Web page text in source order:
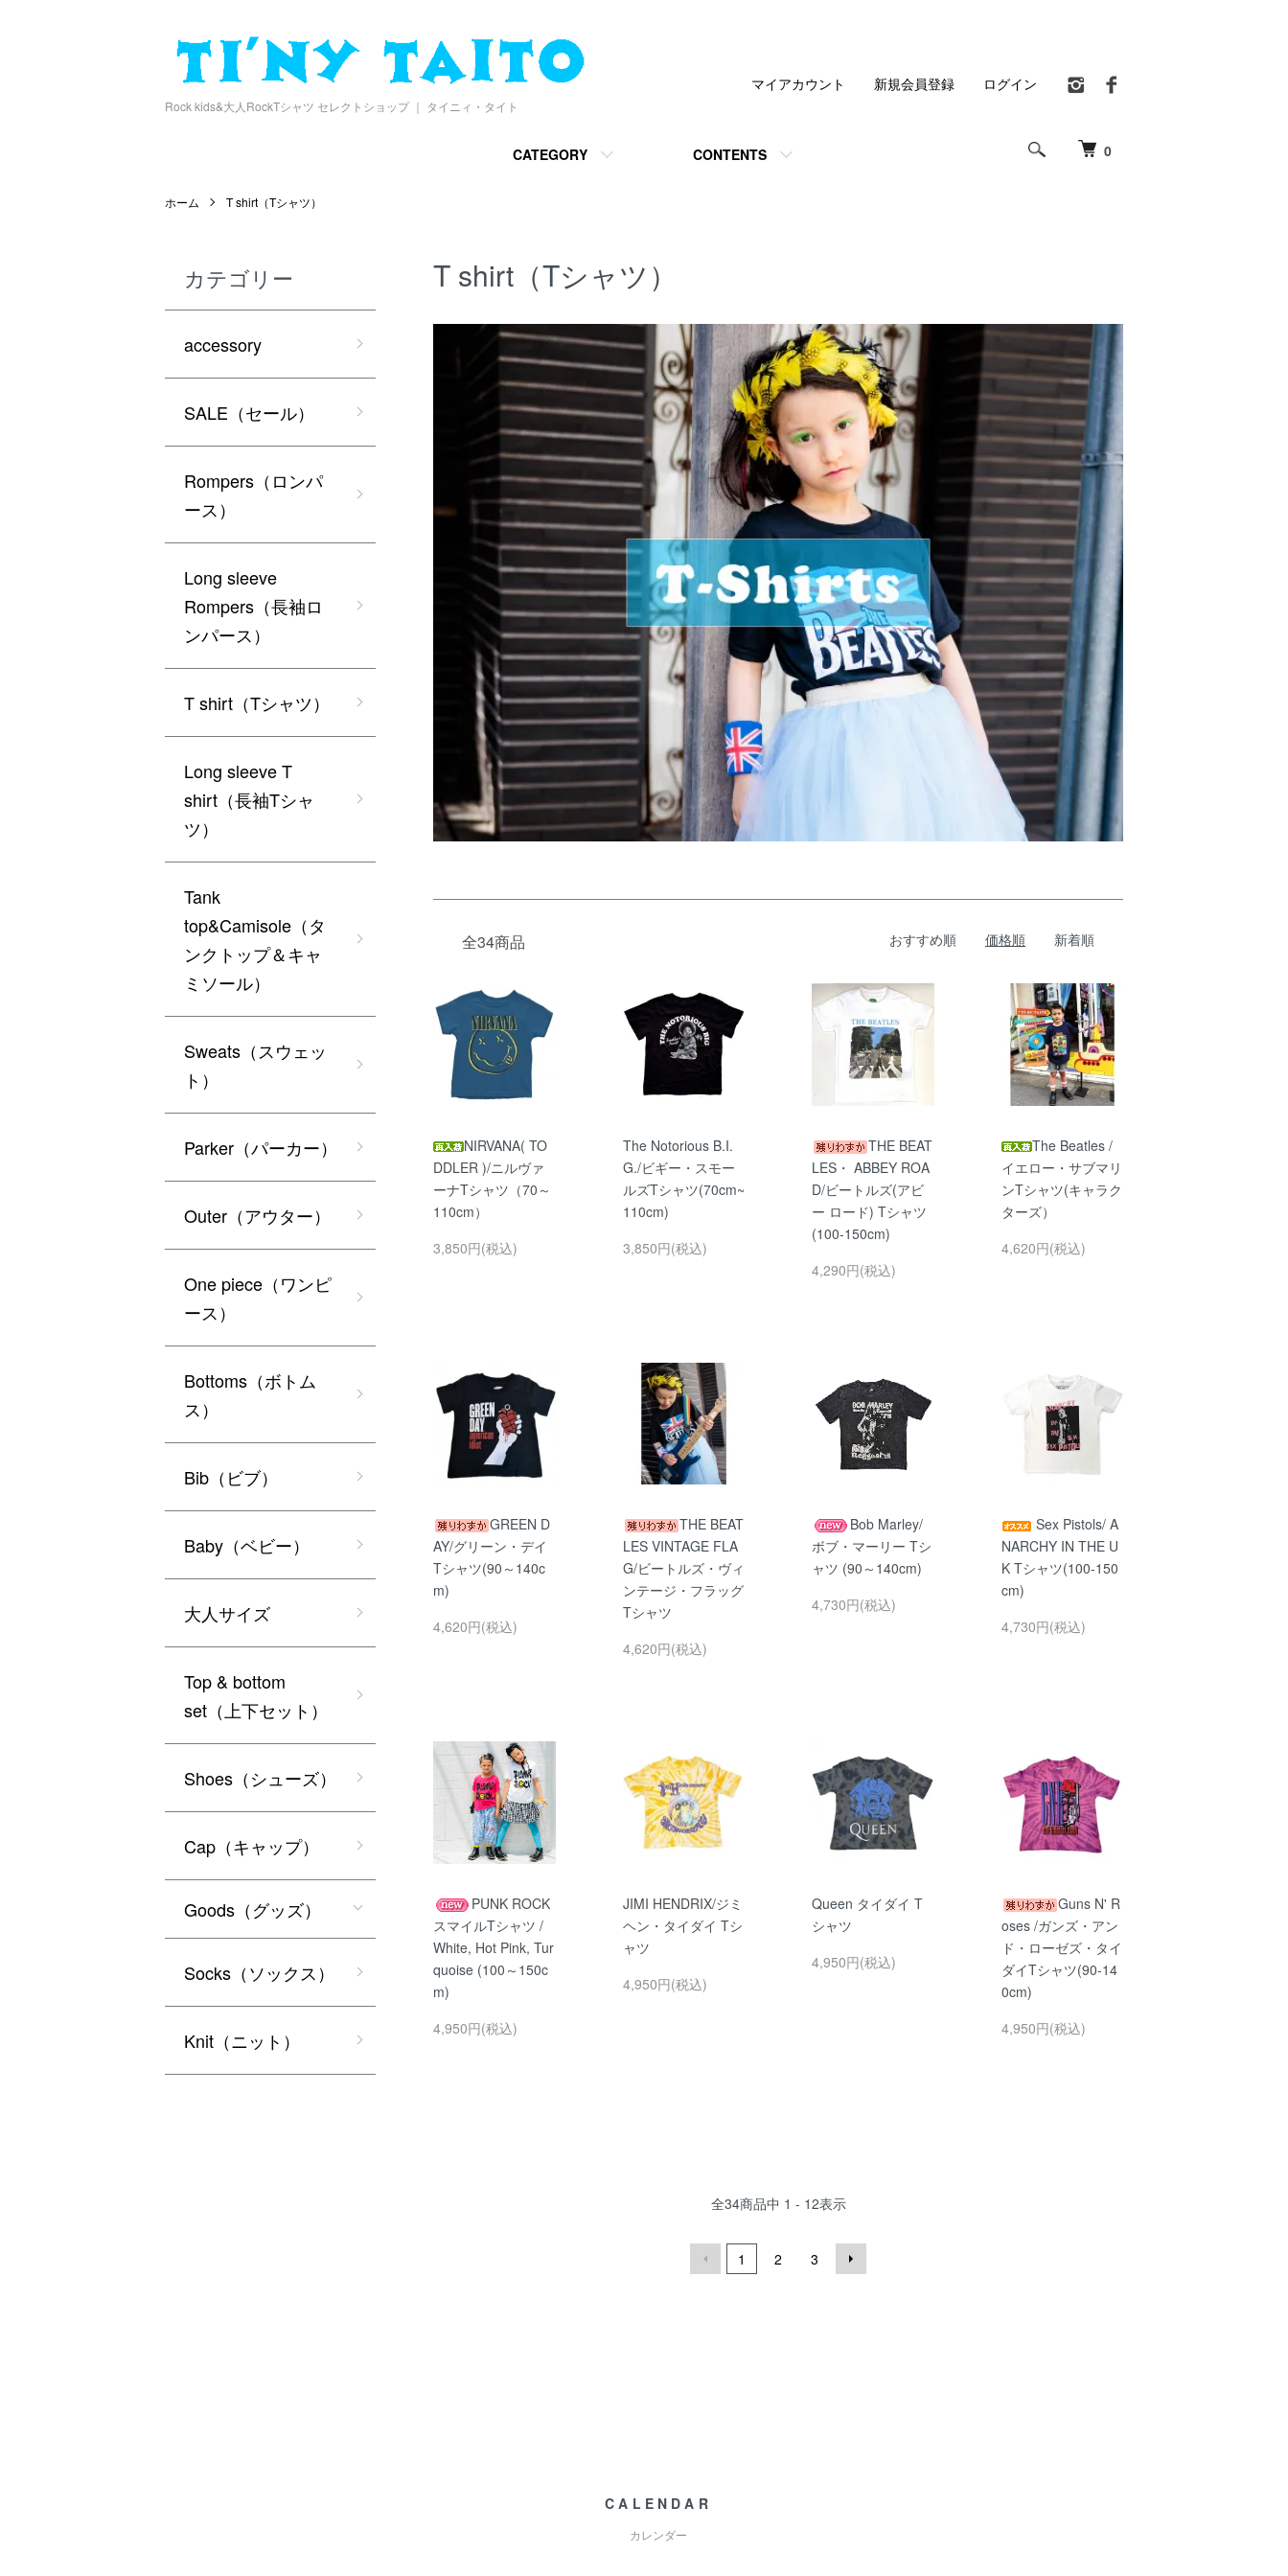
Rock kids&大人RockTシャツ セレクトショップ ｜ タイニィ・タイト
0
CATEGORY CONTENTS
マイアカウント 新規会員登録 ログイン
ホーム T shirt（Tシャツ）
T shirt（Tシャツ）
全34商品 おすすめ順 価格順 新着順
NIRVANA( TO
DDLER )/ニルヴァ
ーナTシャツ（70～
110cm）
3,850円(税込)
The Notorious B.I.
G./ビギー・スモー
ルズTシャツ(70cm~
110cm)
3,850円(税込)
THE BEAT
LES・ ABBEY ROA
D/ビートルズ(アビ
ー ロード) Tシャツ
(100-150cm)
4,290円(税込)
The Beatles /
イエロー・サブマリ
ンTシャツ(キャラク
ターズ）
4,620円(税込)
GREEN D
AY/グリーン・デイ
Tシャツ(90～140c
m)
4,620円(税込)
THE BEAT
LES VINTAGE FLA
G/ビートルズ・ヴィ
ンテージ・フラッグ
Tシャツ
4,620円(税込)
Bob Marley/
ボブ・マーリー Tシ
ャツ (90～140cm)
4,730円(税込)
Sex Pistols/ A
NARCHY IN THE U
K Tシャツ(100-150
cm)
4,730円(税込)
PUNK ROCK
スマイルTシャツ /
White, Hot Pink, Tur
quoise (100～150c
m)
4,950円(税込)
JIMI HENDRIX/ジミ
ヘン・タイダイ Tシ
ャツ
4,950円(税込)
Queen タイダイ T
シャツ
4,950円(税込)
Guns N' R
oses /ガンズ・アン
ド・ローゼズ・タイ
ダイTシャツ(90-14
0cm)
4,950円(税込)
全34商品中 1 - 12表示
1 2 3
カテゴリー
accessory
SALE（セール）
Rompers（ロンパ
ース）
Long sleeve
Rompers（長袖ロ
ンパース）
T shirt（Tシャツ）
Long sleeve T
shirt（長袖Tシャ
ツ）
Tank
top&Camisole（タ
ンクトップ＆キャ
ミソール）
Sweats（スウェッ
ト）
Parker（パーカー）
Outer（アウター）
One piece（ワンピ
ース）
Bottoms（ボトム
ス）
Bib（ビブ）
Baby（ベビー）
大人サイズ
Top & bottom
set（上下セット）
Shoes（シューズ）
Cap（キャップ）
Goods（グッズ）
Socks（ソックス）
Knit（ニット）
CALENDAR
カレンダー